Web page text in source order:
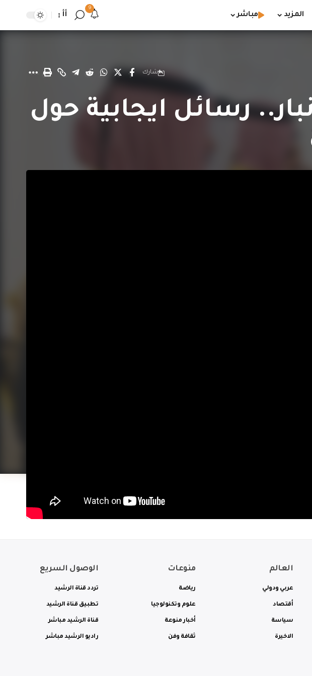
المزيد مباشر
9
أأ
شارك
رسائل ايجابية حول
العالم
عربي ودولي
أقتصاد
سياسة
الاخيرة
منوعات
رياضة
علوم وتكنولوجيا
أخبار منوعة
ثقافة وفن
الوصول السريع
تردد قناة الرشيد
تطبيق قناة الرشيد
قناة الرشيد مباشر
راديو الرشيد مباشر